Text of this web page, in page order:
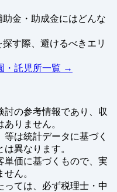
金・助成金にはどんな
す際、避けるべきエリ
・託児所一覧 →
討の参考情報であり、収
りません。
は統計データに基づく
異なります。
単価に基づくもので、実
ん。
っては、必ず税理士・中